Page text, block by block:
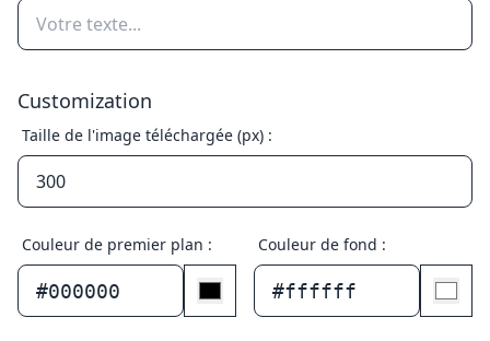
Customization
Taille de l'image téléchargée (px) :
Couleur de premier plan :
#000000
Couleur de fond :
#ffffff